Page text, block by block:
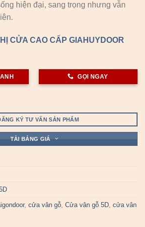
hiện đại, sang trọng nhưng vẫn
CỬA CAO CẤP GIAHUYDOOR
GỌI NGAY
KÝ TƯ VẤN SẢN PHẨM
TẢI BẢNG GIÁ
, cửa vân gỗ, Cửa vân gỗ 5D, cửa vân